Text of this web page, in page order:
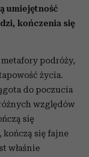
umiejętność
kończenia się
podróży,
życia.
do poczucia
względów
się
kończą się fajne
właśnie